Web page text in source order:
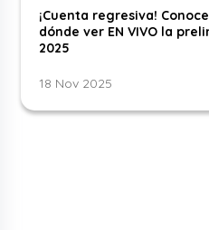
¡Cuenta regresiva!
dónde ver EN VIVO la
2025
18 Nov 2025